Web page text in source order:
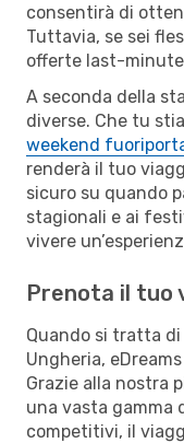
consentirà di
Tuttavia, se sei
offerte last-
A seconda della
diverse. Che tu
weekend
renderà il tuo
sicuro su quando
stagionali e ai
vivere
Prenota il tuo
Quando si tratta di
Ungheria,
Grazie alla nostra
una vasta gamma
competitivi, il